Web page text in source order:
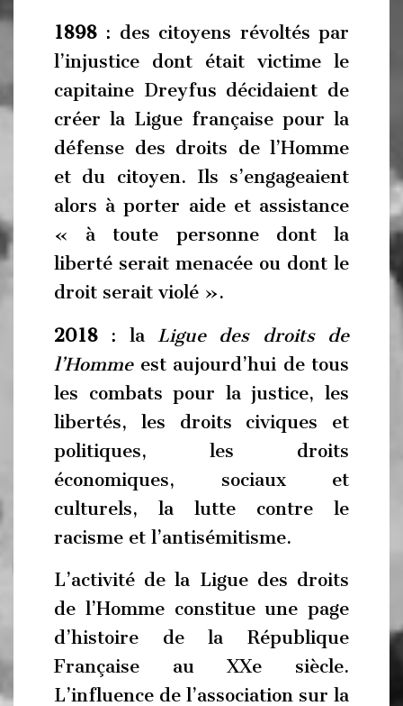
1898 : des citoyens révoltés par
l’injustice dont était victime le
capitaine Dreyfus décidaient de
créer la Ligue française pour la
défense des droits de l’Homme
et du citoyen. Ils s’engageaient
alors à porter aide et assistance
« à toute personne dont la
liberté serait menacée ou dont le
droit serait violé ».
2018 : la
Ligue des droits de
l’Homme est aujourd’hui de tous
les combats pour la justice, les
libertés, les droits civiques et
politiques, les droits
économiques, sociaux et
culturels, la lutte contre le
racisme et l’antisémitisme.
L’activité de la Ligue des droits
de l’Homme constitue une page
d’histoire de la République
Française au XXe siècle.
L’influence de l’association sur la